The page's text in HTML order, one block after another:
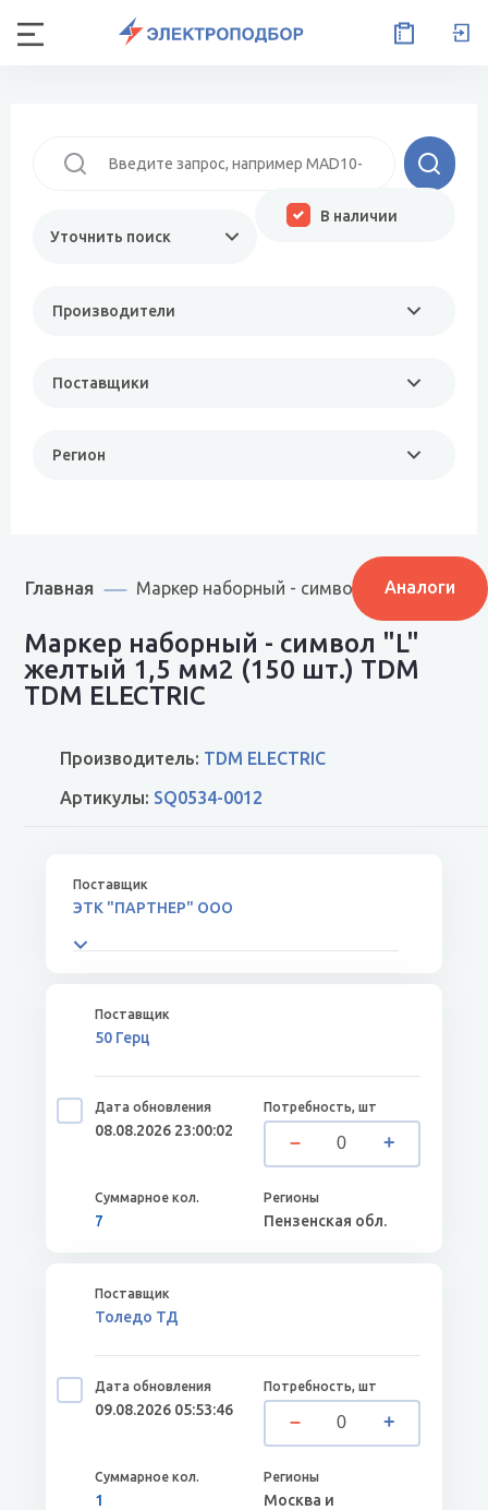
Уточнить поиск
Производители
Поставщики
Регион
В наличии
Главная Маркер наборный - символ "L" желтый
Аналоги
Маркер наборный - символ "L"
желтый 1,5 мм2 (150 шт.) TDM
TDM ELECTRIC
Производитель: TDM ELECTRIC
Артикулы: SQ0534-0012
ЭТК "ПАРТНЕР" ООО
50 Герц
08.08.2026 23:00:02
7 Пензенская обл.
Толедо ТД
09.08.2026 05:53:46
1
Москва и